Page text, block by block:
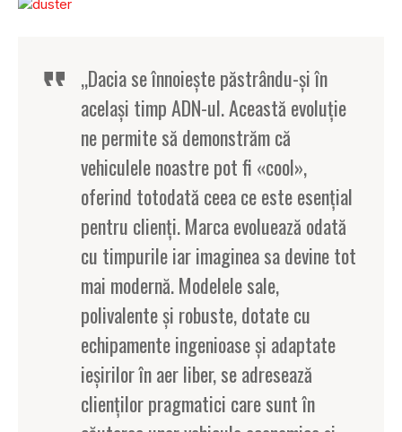
„Dacia se înnoieşte păstrându-şi în
acelaşi timp ADN-ul. Această evoluţie
ne permite să demonstrăm că
vehiculele noastre pot fi «cool»,
oferind totodată ceea ce este esenţial
pentru clienţi. Marca evoluează odată
cu timpurile iar imaginea sa devine tot
mai modernă. Modelele sale,
polivalente şi robuste, dotate cu
echipamente ingenioase şi adaptate
ieşirilor în aer liber, se adresează
clienţilor pragmatici care sunt în